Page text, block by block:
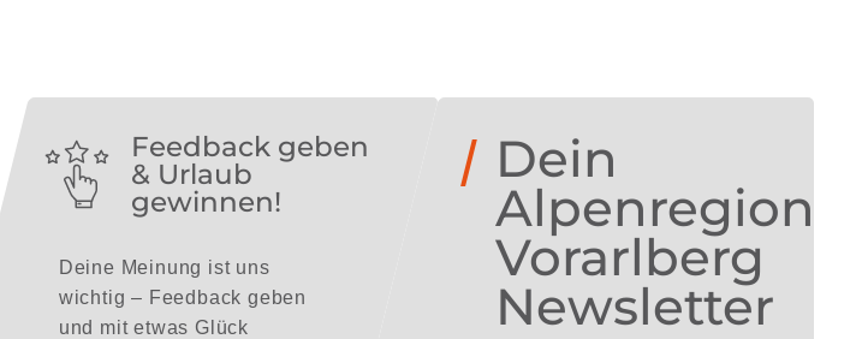
Feedback geben
& Urlaub
gewinnen!
Deine Meinung ist uns
wichtig – Feedback geben
und mit etwas Glück
Dein
Alpenregion
Vorarlberg
Newsletter